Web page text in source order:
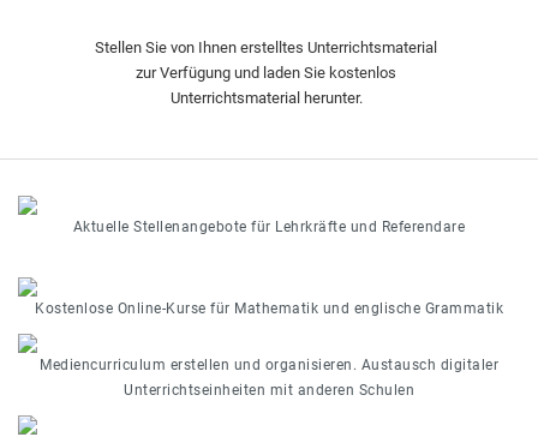
Stellen Sie von Ihnen erstelltes Unterrichtsmaterial
zur Verfügung und laden Sie kostenlos
Unterrichtsmaterial herunter.
Aktuelle Stellenangebote für Lehrkräfte und Referendare
Kostenlose Online-Kurse für Mathematik und englische Grammatik
Mediencurriculum erstellen und organisieren. Austausch digitaler
Unterrichtseinheiten mit anderen Schulen